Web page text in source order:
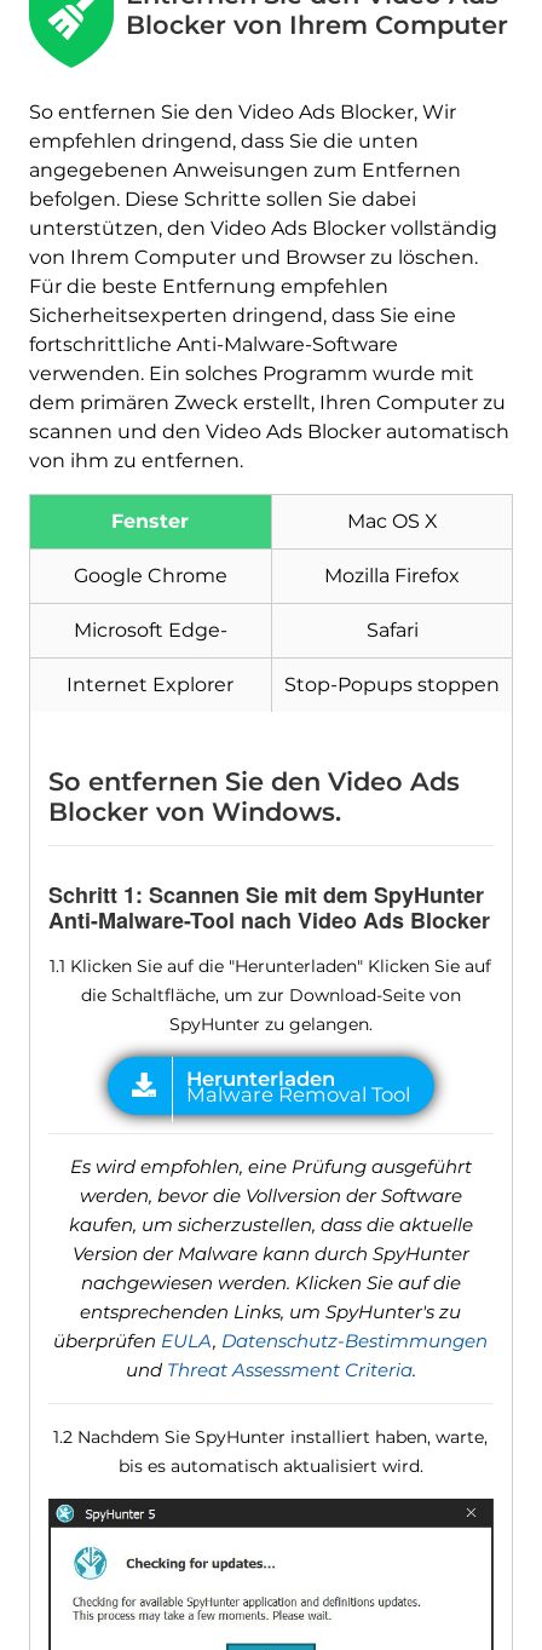
Blocker von Ihrem Computer
So entfernen Sie den Video Ads Blocker, Wir
empfehlen dringend, dass Sie die unten
angegebenen Anweisungen zum Entfernen
befolgen. Diese Schritte sollen Sie dabei
unterstützen, den Video Ads Blocker vollständig
von Ihrem Computer und Browser zu löschen.
Für die beste Entfernung empfehlen
Sicherheitsexperten dringend, dass Sie eine
fortschrittliche Anti-Malware-Software
verwenden. Ein solches Programm wurde mit
dem primären Zweck erstellt, Ihren Computer zu
scannen und den Video Ads Blocker automatisch
von ihm zu entfernen.
Fenster Mac OS X
Google Chrome Mozilla Firefox
Microsoft Edge- Safari
Internet Explorer Stop-Popups stoppen
So entfernen Sie den Video Ads
Blocker von Windows.
Schritt 1: Scannen Sie mit dem SpyHunter
Anti-Malware-Tool nach Video Ads Blocker
1.1 Klicken Sie auf die "Herunterladen" Klicken Sie auf
die Schaltfläche, um zur Download-Seite von
SpyHunter zu gelangen.
Herunterladen
Malware Removal Tool
Es wird empfohlen, eine Prüfung ausgeführt
werden, bevor die Vollversion der Software
kaufen, um sicherzustellen, dass die aktuelle
Version der Malware kann durch SpyHunter
nachgewiesen werden. Klicken Sie auf die
entsprechenden Links, um SpyHunter's zu
überprüfen EULA, Datenschutz-Bestimmungen
und Threat Assessment Criteria.
1.2 Nachdem Sie SpyHunter installiert haben, warte,
bis es automatisch aktualisiert wird.